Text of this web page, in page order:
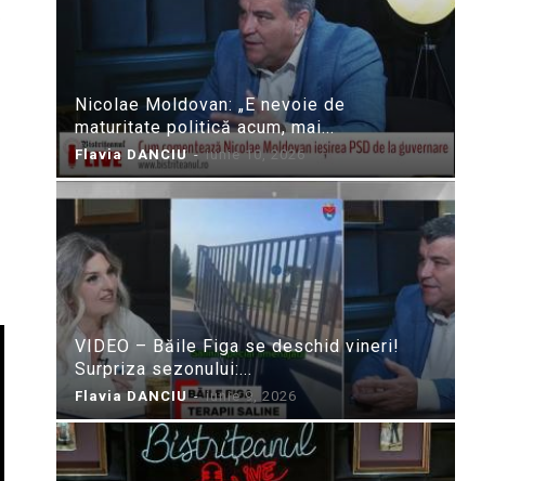
Nicolae Moldovan: „E nevoie de
maturitate politică acum, mai...
Flavia DANCIU - iunie 10, 2026
VIDEO – Băile Figa se deschid vineri!
Surpriza sezonului:...
Flavia DANCIU - iunie 9, 2026